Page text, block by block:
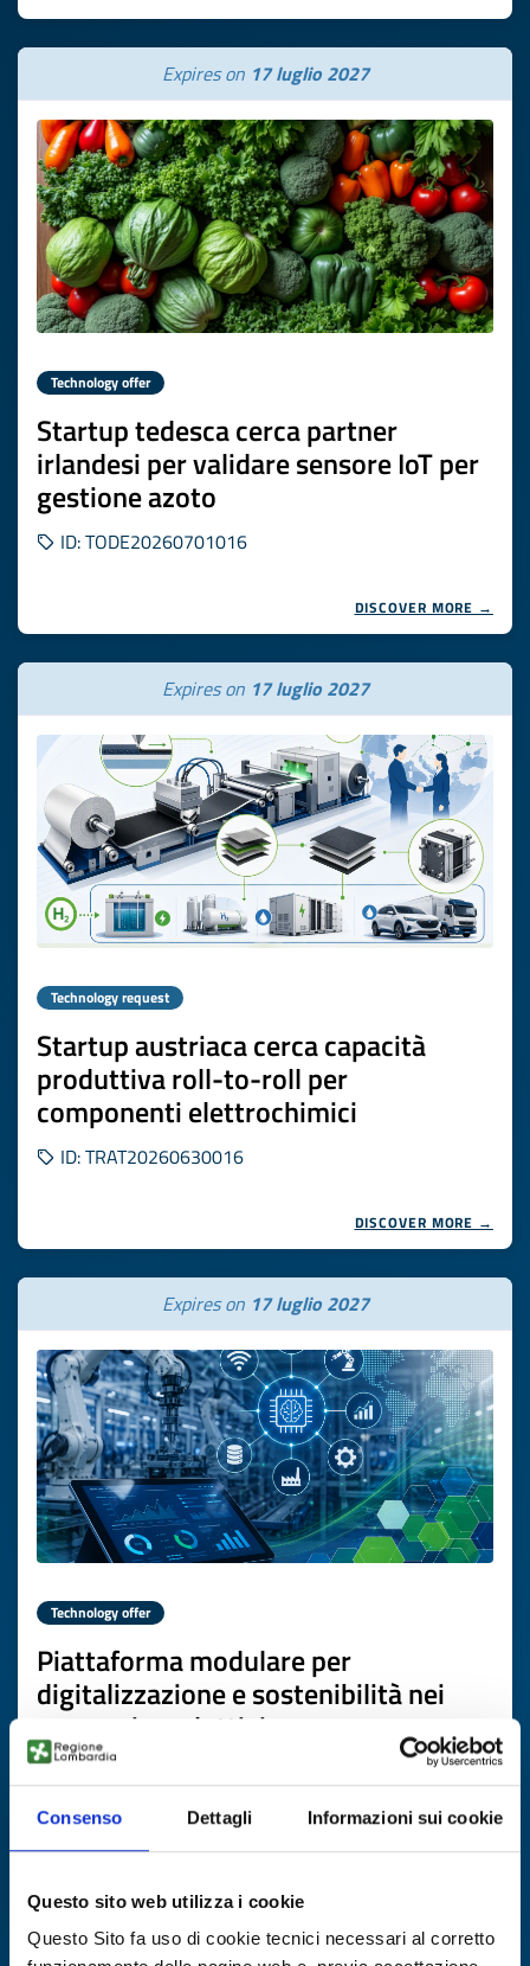
Consenso Dettagli Informazioni sui cookie
Questo sito web utilizza i cookie
Questo Sito fa uso di cookie tecnici necessari al corretto
Expires on 17 luglio 2027
Technology offer
Startup tedesca cerca partner
irlandesi per validare sensore IoT per
gestione azoto
ID: TODE20260701016
DISCOVER MORE →
Expires on 17 luglio 2027
Technology request
Startup austriaca cerca capacità
produttiva roll-to-roll per
componenti elettrochimici
ID: TRAT20260630016
DISCOVER MORE →
Expires on 17 luglio 2027
Technology offer
Piattaforma modulare per
digitalizzazione e sostenibilità nei
processi produttivi
ID: TOTR20260624006